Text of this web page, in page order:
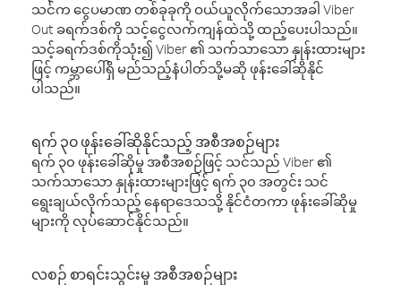
သင်က ငွေပမာဏ တစ်ခုခုကို ဝယ်ယူလိုက်သောအခါ Viber
Out ခရက်ဒစ်ကို သင့်ငွေလက်ကျန်ထဲသို့ ထည့်ပေးပါသည်။
သင့်ခရက်ဒစ်ကိုသုံး၍ Viber ၏ သက်သာသော နှုန်းထားများ
ဖြင့် ကမ္ဘာပေါ်ရှိ မည်သည့်နံပါတ်သို့မဆို ဖုန်းခေါ်ဆိုနိုင်
ပါသည်။
ရက် ၃၀ ဖုန်းခေါ်ဆိုနိုင်သည့် အစီအစဉ်များ
ရက် ၃၀ ဖုန်းခေါ်ဆိုမှု အစီအစဉ်ဖြင့် သင်သည် Viber ၏
သက်သာသော နှုန်းထားများဖြင့် ရက် ၃၀ အတွင်း သင်
ရွေးချယ်လိုက်သည့် နေရာဒေသသို့ နိုင်ငံတကာ ဖုန်းခေါ်ဆိုမှု
များကို လုပ်ဆောင်နိုင်သည်။
လစဉ် စာရင်းသွင်းမှု အစီအစဉ်များ